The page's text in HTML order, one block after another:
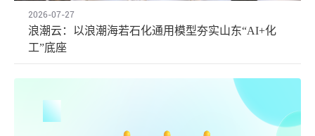
2026-07-27
浪潮云：以浪潮海若石化通用模型夯实山东“AI+化
工”底座